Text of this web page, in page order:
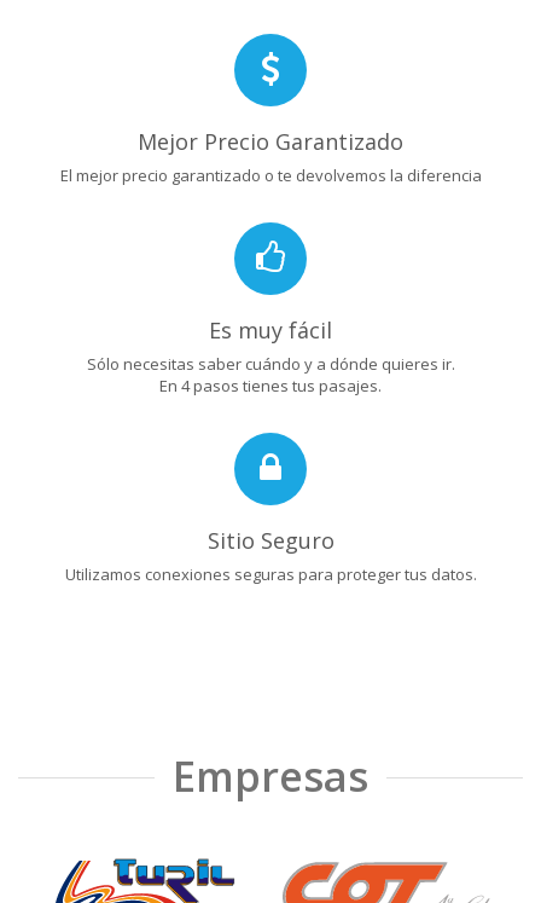
Mejor Precio Garantizado
El mejor precio garantizado o te devolvemos la diferencia
Es muy fácil
Sólo necesitas saber cuándo y a dónde quieres ir.
En 4 pasos tienes tus pasajes.
Sitio Seguro
Utilizamos conexiones seguras para proteger tus datos.
Empresas
❮ ❯